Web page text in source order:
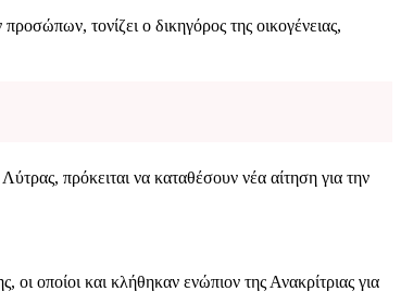
τονίζει ο δικηγόρος της οικογένειας,
πρόκειται να καταθέσουν νέα αίτηση για την
οποίοι και κλήθηκαν ενώπιον της Ανακρίτριας για